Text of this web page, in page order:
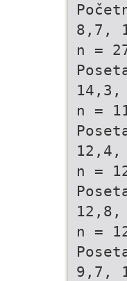
8,7,
n =
n =
n =
n =
9,7,